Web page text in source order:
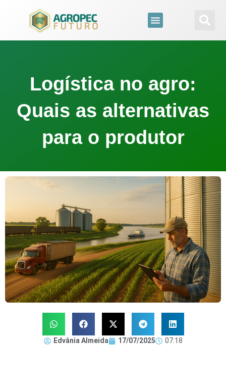
conteúdo
Logística no agro:
Quais as alternativas
para o produtor
Edvânia Almeida 17/07/2025 07:18